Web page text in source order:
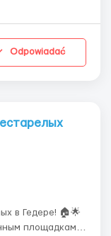
Odpowiadać
в Гедере! 🏠🌟
площадкам